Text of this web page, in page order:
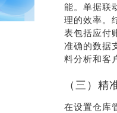
能。单据联
理的效率。
表包括应付
准确的数据
料分析和客
（三）精
在设置仓库